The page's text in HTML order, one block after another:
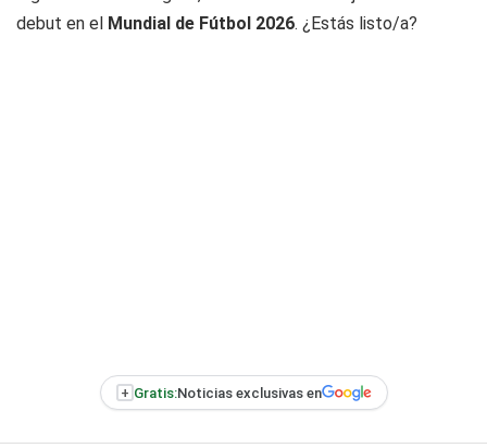
debut en el Mundial de Fútbol 2026. ¿Estás listo/a?
+ Gratis:Noticias exclusivas en